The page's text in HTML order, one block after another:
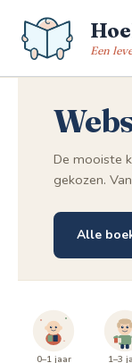
naar
Een
De mooiste
gekozen.
Alle
0–1 jaar 1–3